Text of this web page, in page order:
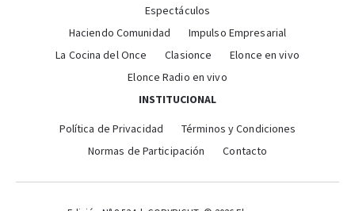
Espectáculos
Haciendo Comunidad
Impulso Empresarial
La Cocina del Once
Clasionce
Elonce en vivo
Elonce Radio en vivo
INSTITUCIONAL
Política de Privacidad
Términos y Condiciones
Normas de Participación
Contacto